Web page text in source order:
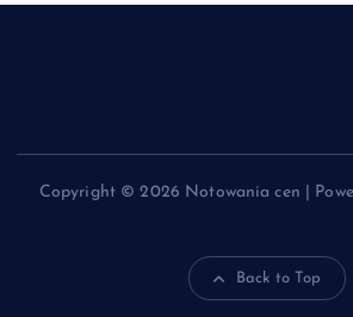
Copyright © 2026 Notowania cen |
Back to Top